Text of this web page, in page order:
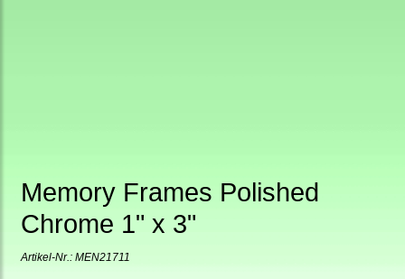
Memory Frames Polished
Chrome 1" x 3"
Artikel-Nr.: MEN21711